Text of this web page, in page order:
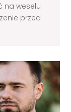
na weselu
przed